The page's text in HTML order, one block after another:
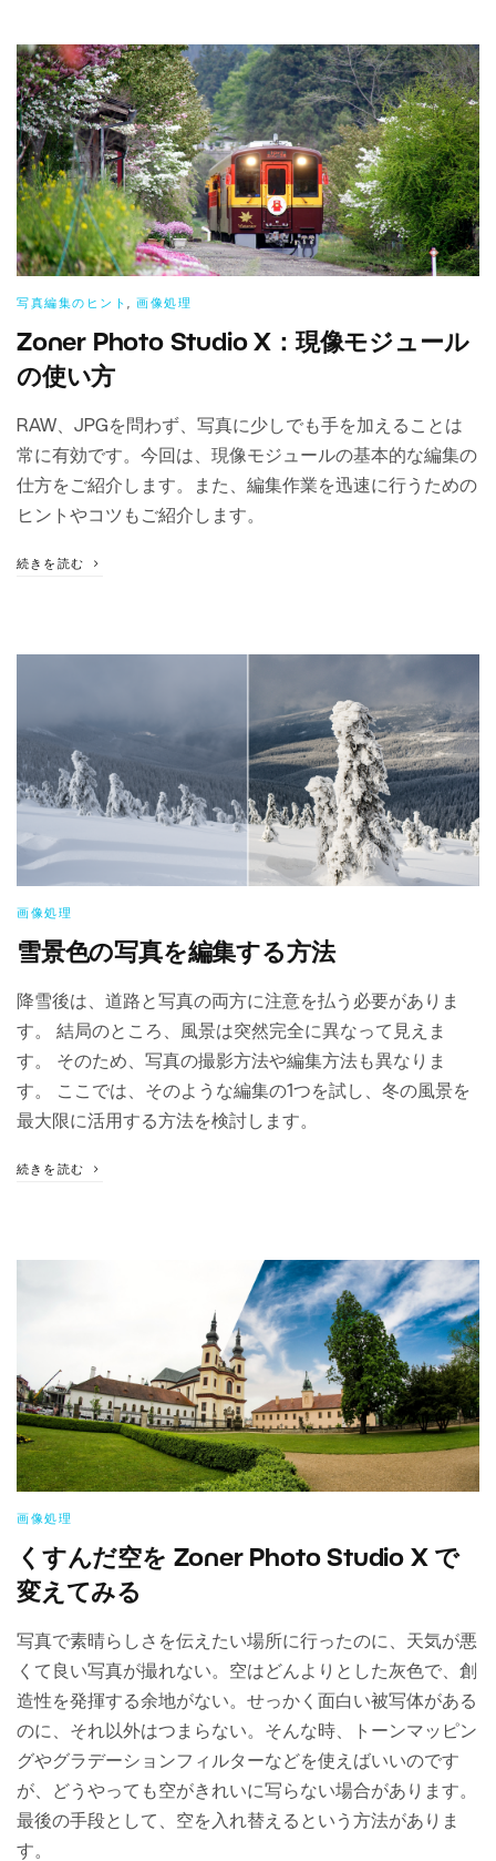
写真編集のヒント , 画像処理
Zoner Photo Studio X：現像モジュール
の使い方
RAW、JPGを問わず、写真に少しでも手を加えることは
常に有効です。今回は、現像モジュールの基本的な編集の
仕方をご紹介します。また、編集作業を迅速に行うための
ヒントやコツもご紹介します。
続きを読む
画像処理
雪景色の写真を編集する方法
降雪後は、道路と写真の両方に注意を払う必要がありま
す。 結局のところ、風景は突然完全に異なって見えま
す。 そのため、写真の撮影方法や編集方法も異なりま
す。 ここでは、そのような編集の1つを試し、冬の風景を
最大限に活用する方法を検討します。
続きを読む
画像処理
くすんだ空を Zoner Photo Studio X で
変えてみる
写真で素晴らしさを伝えたい場所に行ったのに、天気が悪
くて良い写真が撮れない。空はどんよりとした灰色で、創
造性を発揮する余地がない。せっかく面白い被写体がある
のに、それ以外はつまらない。そんな時、トーンマッピン
グやグラデーションフィルターなどを使えばいいのです
が、どうやっても空がきれいに写らない場合があります。
最後の手段として、空を入れ替えるという方法がありま
す。